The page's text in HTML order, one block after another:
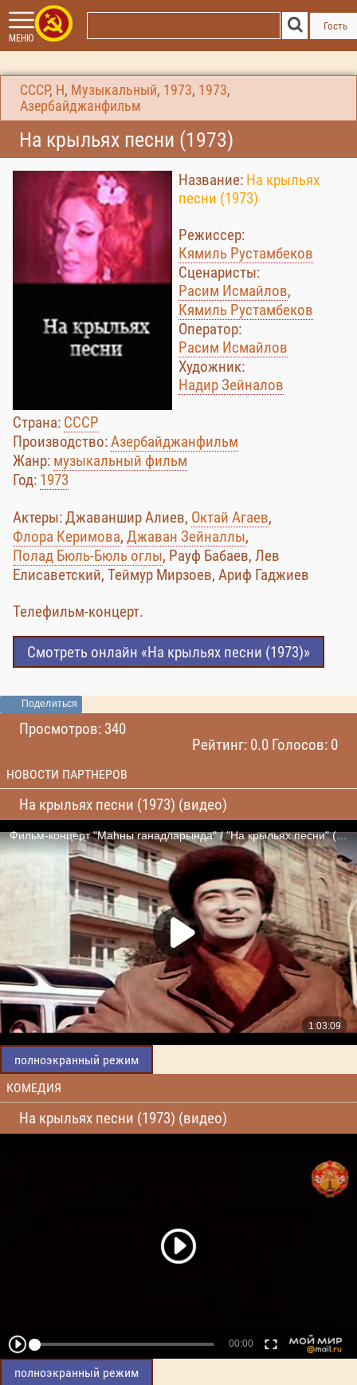
МЕНЮ
Гость
СССР, Н , Музыкальный, 1973, 1973,
Азербайджанфильм
На крыльях песни (1973)
Название: На крыльях
песни (1973)
Режиссер:
Кямиль Рустамбеков
Сценаристы:
Расим Исмайлов,
Кямиль Рустамбеков
Оператор:
Расим Исмайлов
Художник:
Надир Зейналов
Страна: СССР
Производство:Азербайджанфильм
Жанр: музыкальный фильм
Год: 1973
Актеры: Джаваншир Алиев, Октай Агаев,
Флора Керимова, Джаван Зейналлы,
Полад Бюль-Бюль оглы, Рауф Бабаев, Лев
Елисаветский, Теймур Мирзоев, Ариф Гаджиев
Телефильм-концерт.
Смотреть онлайн «На крыльях песни (1973)»
Поделиться
Просмотров: 340
Рейтинг: 0.0 Голосов: 0
НОВОСТИ ПАРТНЕРОВ
На крыльях песни (1973) (видео)
полноэкранный режим
КОМЕДИЯ
На крыльях песни (1973) (видео)
полноэкранный режим